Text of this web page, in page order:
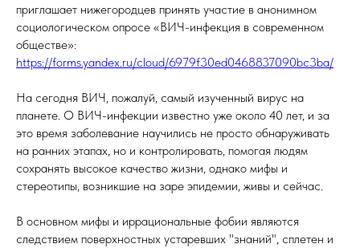
приглашает нижегородцев принять участие в анонимном
социологическом опросе «ВИЧ-инфекция в современном
обществе»:
https://forms.yandex.ru/cloud/6979f30ed0468837090bc3ba/
На сегодня ВИЧ, пожалуй, самый изученный вирус на
планете. О ВИЧ-инфекции известно уже около 40 лет, и за
это время заболевание научились не просто обнаруживать
на ранних этапах, но и контролировать, помогая людям
сохранять высокое качество жизни, однако мифы и
стереотипы, возникшие на заре эпидемии, живы и сейчас.
В основном мифы и иррациональные фобии являются
следствием поверхностных устаревших "знаний", сплетен и